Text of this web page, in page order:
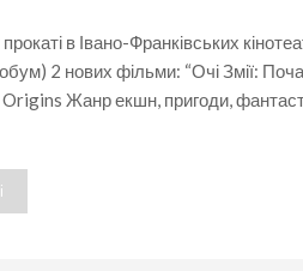
I.Joe”
у
Івано-
в Івано-Франківських
2 нових фільми: “Очі Змії:
Origins Жанр екшн, пригоди,